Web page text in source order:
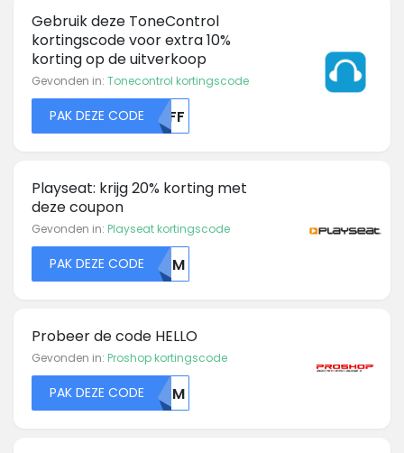
Gebruik deze ToneControl
kortingscode voor extra 10%
korting op de uitverkoop
Gevonden in: Tonecontrol kortingscode
PAK DEZE CODE MDFF
Playseat: krijg 20% korting met
deze coupon
Gevonden in: Playseat kortingscode
PAK DEZE CODEMDJM
Probeer de code HELLO
Gevonden in: Proshop kortingscode
PAK DEZE CODE T0XM